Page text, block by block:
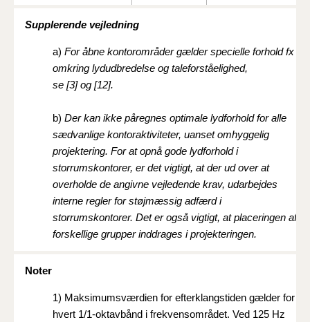
Supplerende vejledning
a) For åbne kontorområder gælder specielle forhold fx
omkring lydudbredelse og taleforståelighed,
se [3] og [12].
b) Der kan ikke påregnes optimale lydforhold for alle
sædvanlige kontoraktiviteter, uanset omhyggelig
projektering. For at opnå gode lydforhold i
storrumskontorer, er det vigtigt, at der ud over at
overholde de angivne vejledende krav, udarbejdes
interne regler for støjmæssig adfærd i
storrumskontorer. Det er også vigtigt, at placeringen af
forskellige grupper inddrages i projekteringen.
Noter
1) Maksimumsværdien for efterklangstiden gælder for
hvert 1/1-oktavbånd i frekvensområdet. Ved 125 Hz